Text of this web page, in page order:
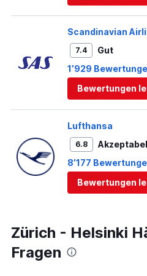
Scandinavian
7.4
Gut
1’929
Bewertungen
Lufthansa
6.8
Akzeptabel
8’177
Bewertungen
Zürich - Helsinki
Fragen